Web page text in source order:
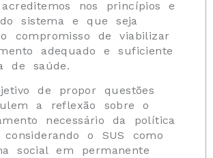
nos princípios e
sistema e que seja
compromisso de viabilizar
adequado e suficiente
de saúde.
de propor questões
a reflexão sobre o
necessário da política
o SUS como
social em permanente